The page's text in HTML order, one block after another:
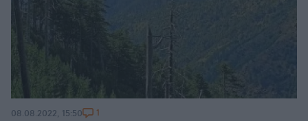
08.08.2022, 15:50 1